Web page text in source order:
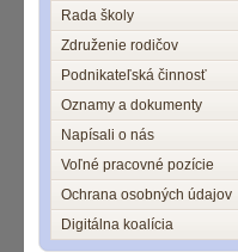
Rada školy
Združenie rodičov
Podnikateľská činnosť
Oznamy a dokumenty
Napísali o nás
Voľné pracovné pozície
Ochrana osobných údajov
Digitálna koalícia